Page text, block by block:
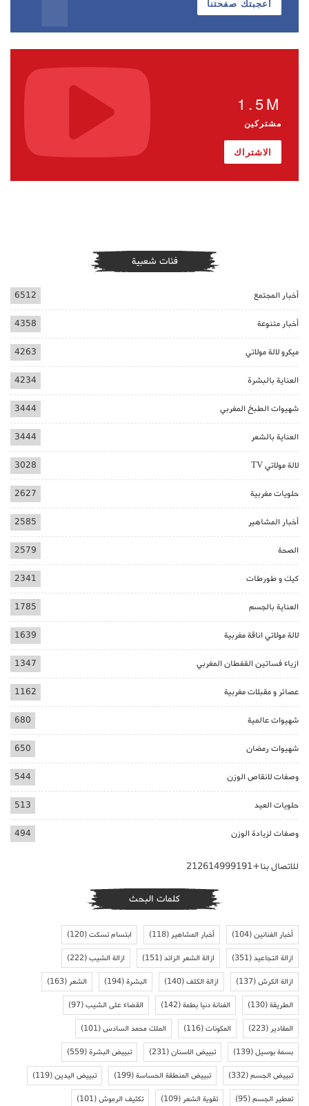
أعجبتك صفحتنا
1.5M
مشتركين
الاشتراك
فئات شعبية
أخبار المجتمع 6512
أخبار متنوعة 4358
ميكرو لالة مولاتي 4263
العناية بالبشرة 4234
شهيوات الطبخ المغربي 3444
العناية بالشعر 3444
لالة مولاتي TV 3028
حلويات مغربية 2627
أخبار المشاهير 2585
الصحة 2579
كيك و طورطات 2341
العناية بالجسم 1785
لالة مولاتي اناقة مغربية 1639
ازياء فساتين القفطان المغربي 1347
عصائر و مقبلات مغربية 1162
شهيوات عالمية 680
شهيوات رمضان 650
وصفات لانقاص الوزن 544
حلويات العيد 513
وصفات لزيادة الوزن 494
للاتصال بنا+212614999191
كلمات البحث
أخبار الفنانين(104) أخبار المشاهير(118) ابتسام تسكت(120)
ازالة التجاعيد(351) ازالة الشعر الزائد(151) ازالة الشيب(222)
ازالة الكرش(137) ازالة الكلف(140) البشرة(194) الشعر(163)
الطريقة(130) الفنانة دنيا بطمة(142) القضاء على الشيب(97)
المقادير(223) المكونات(116) الملك محمد السادس(101)
بسمة بوسيل(139) تبييض الاسنان(231) تبييض البشرة(559)
تبييض الجسم(332) تبييض المنطقة الحساسة(199) تبييض اليدين(119)
تعطير الجسم(95) تقوية الشعر(109) تكثيف الرموش(101)